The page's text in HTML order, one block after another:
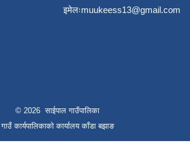
इमेलःmuukeess13@gmail.com
© 2026 साईपाल गाउँपालिका
गाउँ कार्यपालिकाकाे कार्यालय काँडा बझाङ